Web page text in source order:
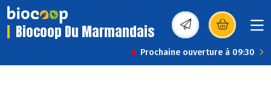
Biocoop Du Marmandais (s’ouvre dans une
Prochaine ouverture à 09:30